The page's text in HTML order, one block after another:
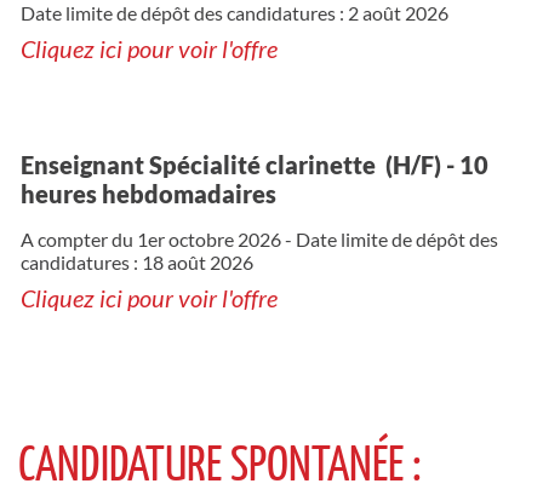
Date limite de dépôt des candidatures : 2 août 2026
Cliquez ici pour voir l'offre
Enseignant Spécialité clarinette (H/F) - 10
heures hebdomadaires
A compter du 1er octobre 2026 - Date limite de dépôt des
candidatures : 18 août 2026
Cliquez ici pour voir l'offre
CANDIDATURE SPONTANÉE :